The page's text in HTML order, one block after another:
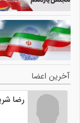
آخرین اعضا
رضا